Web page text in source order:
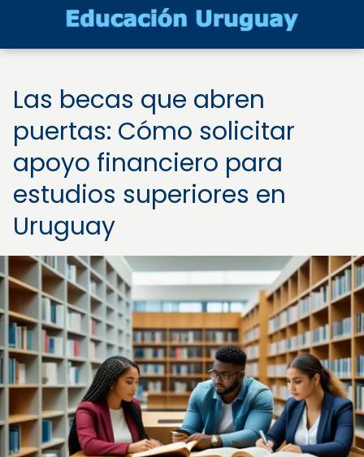
Las becas que abren
puertas: Cómo solicitar
apoyo financiero para
estudios superiores en
Uruguay